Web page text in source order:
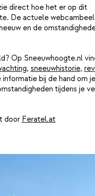
direct hoe het er op dit
De actuele
en de
Op Sneeuwhoogte.nl
, sneeuwhistorie,
bij de hand om je
tijdens je
door Feratel.at